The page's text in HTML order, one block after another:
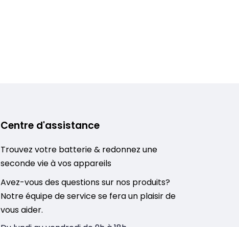
Centre d'assistance
Trouvez votre batterie & redonnez une
seconde vie à vos appareils
Avez-vous des questions sur nos produits?
Notre équipe de service se fera un plaisir de
vous aider.